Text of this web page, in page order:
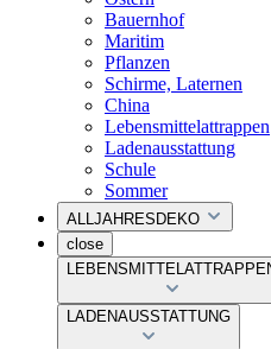
Bauernhof
Maritim
Pflanzen
Schirme, Laternen
China
Lebensmittelattrappen
Ladenausstattung
Schule
Sommer
ALLJAHRESDEKO
close
LADENAUSSTATTUNG